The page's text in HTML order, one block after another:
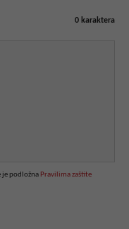
0 karaktera
je podložna Pravilima zaštite